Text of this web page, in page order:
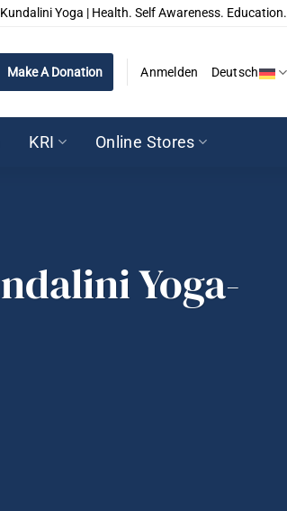
Yoga | Health. Self Awareness. Education.
Make A Donation Anmelden Deutsch
KRI Online Stores
Yoga-